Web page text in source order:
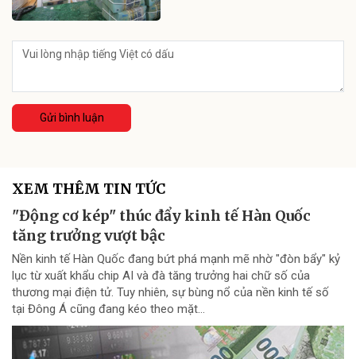
Gửi bình luận
XEM THÊM TIN TỨC
"Động cơ kép" thúc đẩy kinh tế Hàn Quốc
tăng trưởng vượt bậc
Nền kinh tế Hàn Quốc đang bứt phá mạnh mẽ nhờ "đòn bẩy" kỷ
lục từ xuất khẩu chip AI và đà tăng trưởng hai chữ số của
thương mại điện tử. Tuy nhiên, sự bùng nổ của nền kinh tế số
tại Đông Á cũng đang kéo theo mặt...